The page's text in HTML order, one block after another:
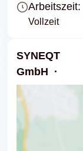
Arbeitszeit:
Vollzeit
SYNEQT
GmbH